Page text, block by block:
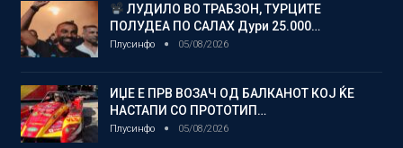
ЛУДИЛО ВО ТРАБЗОН, ТУРЦИТЕ
ПОЛУДЕА ПО САЛАХ Дури 25.000…
Плусинфо 05/08/2026
ИЏЕ Е ПРВ ВОЗАЧ ОД БАЛКАНОТ КОЈ ЌЕ
НАСТАПИ СО ПРОТОТИП…
Плусинфо 05/08/2026